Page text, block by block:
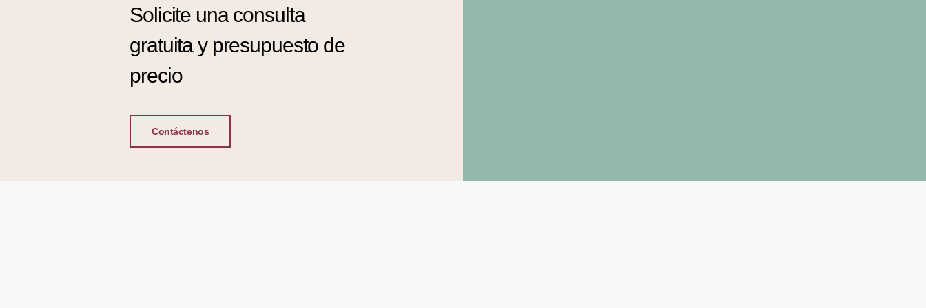
Solicite una consulta
gratuita y presupuesto de
precio
Contáctenos